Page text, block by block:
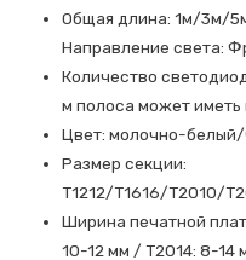
Общая длина: 1м/3м/
Направление света:
Количество
м полоса может иметь
Цвет: молочно-
Размер секции:
T1212/T1616/T2010/
Ширина печатной
10-12 мм / T2014: 8-14